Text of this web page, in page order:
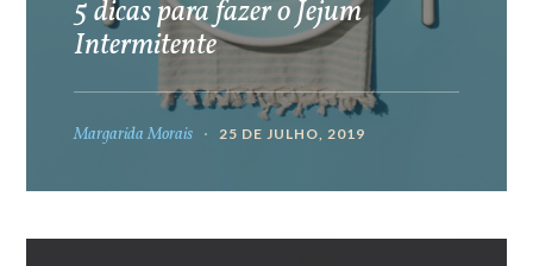
5 dicas para fazer o Jejum
Intermitente
Margarida Morais 25 DE JULHO, 2019